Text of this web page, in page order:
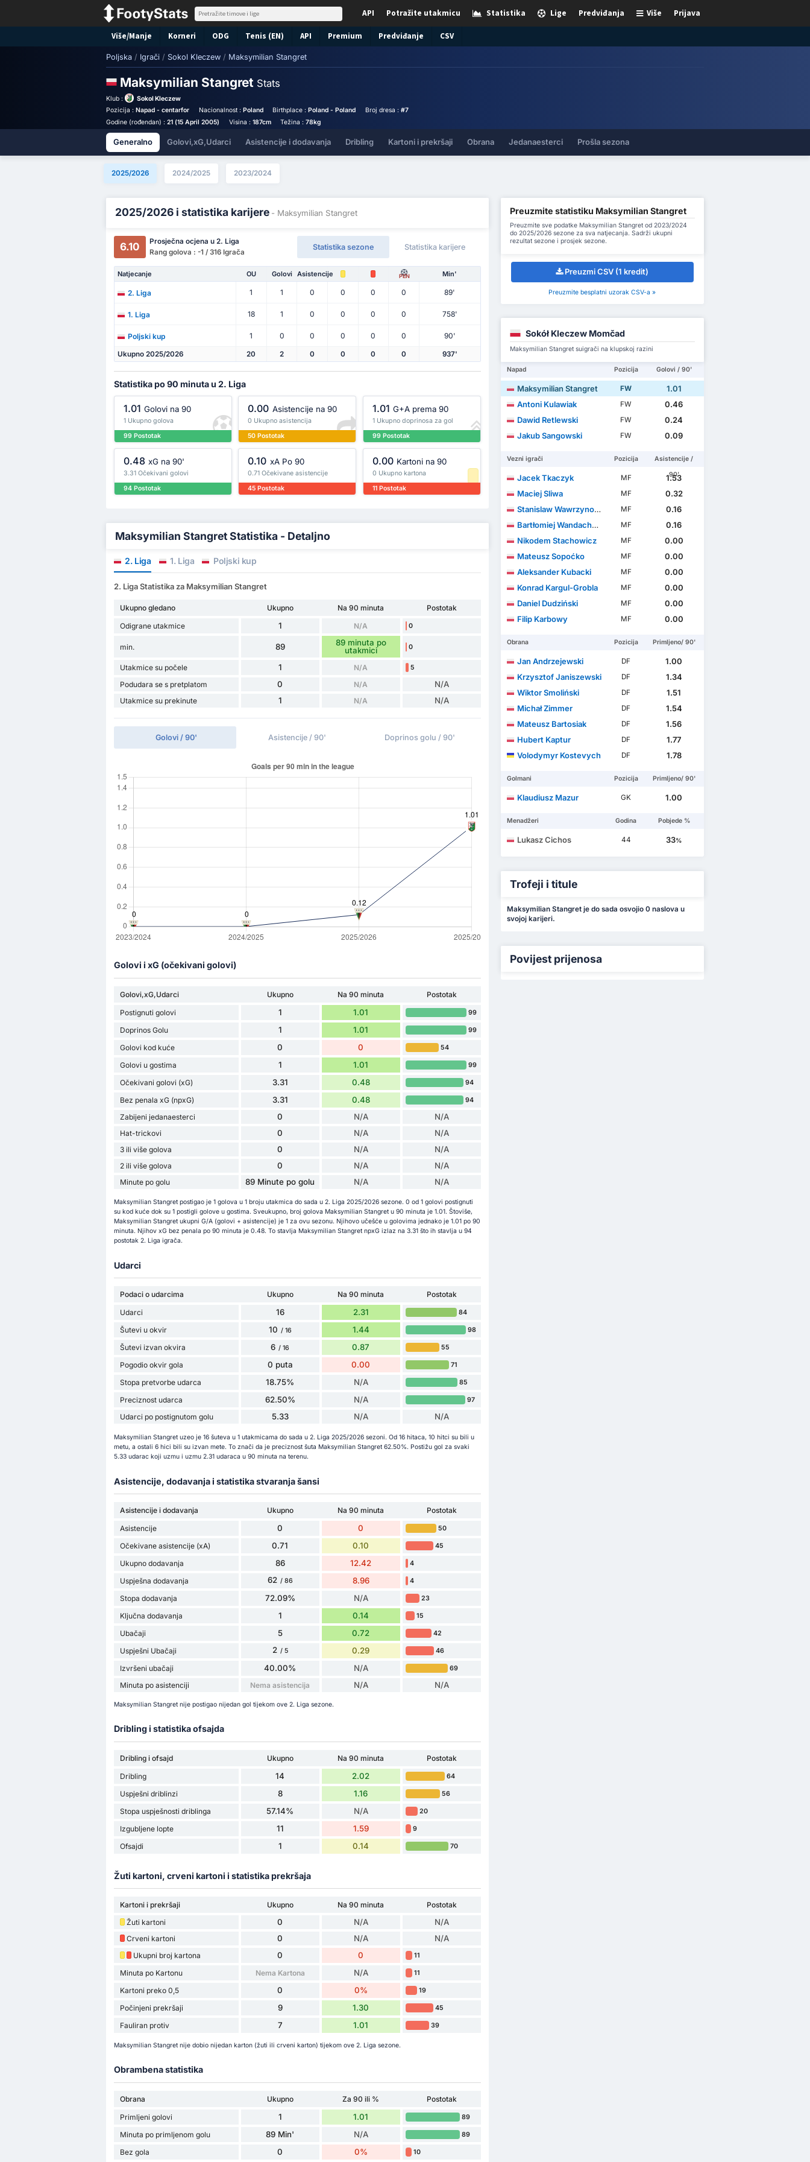
Prijava
Više
Predviđanja
Lige
Statistika
Potražite utakmicu
API
Više/Manje Korneri ODG Tenis (EN) API Premium Predviđanje CSV
Poljska / Igrači / Sokol Kleczew / Maksymilian Stangret
Maksymilian Stangret Stats
Klub :
Sokol Kleczew
Pozicija : Napad - centarfor Nacionalnost : Poland Birthplace :Poland - Poland Broj dresa : #7
Godine (rođendan) : 21 (15 April 2005) Visina : 187cm Težina :78kg
Generalno Golovi,xG,Udarci Asistencije i dodavanja Dribling Kartoni i prekršaji Obrana Jedanaesterci Prošla sezona
2025/2026 2024/2025 2023/2024
2025/2026 i statistika karijere - Maksymilian Stangret
6.10
Prosječna ocjena u 2. Liga
Rang golova : -1 / 316 Igrača
Statistika sezone Statistika karijere
Natjecanje OU Golovi Asistencije PEN Min'
2. Liga 1 1 0 0 0 0 89'
1. Liga 18 1 0 0 0 0 758'
Poljski kup 1 0 0 0 0 0 90'
Ukupno 2025/2026 20 2 0 0 0 0 937'
Statistika po 90 minuta u 2. Liga
1.01 Golovi na 90
1 Ukupno golova
99 Postotak
0.00 Asistencije na 90
0 Ukupno asistencija
50 Postotak
1.01 G+A prema 90
1 Ukupno doprinosa za gol
99 Postotak
0.48 xG na 90'
3.31 Očekivani golovi
94 Postotak
0.10 xA Po 90
0.71 Očekivane asistencije
45 Postotak
0.00 Kartoni na 90
0 Ukupno kartona
11 Postotak
Maksymilian Stangret Statistika - Detaljno
2. Liga 1. Liga Poljski kup
2. Liga Statistika za Maksymilian Stangret
Ukupno gledano Ukupno Na 90 minuta
Postotak
Odigrane utakmice
1 N/A 0
min. 89
89 minuta po
utakmici
0
Utakmice su počele 1 N/A 5
Podudara se s pretplatom 0 N/A N/A
Utakmice su prekinute 1 N/A N/A
Golovi / 90' Asistencije / 90' Doprinos golu / 90'
Golovi i xG (očekivani golovi)
Golovi,xG,Udarci Ukupno Na 90 minuta
Postotak
Postignuti golovi
1 1.01 99
Doprinos Golu 1 1.01 99
Golovi kod kuće 0 0 54
Golovi u gostima 1 1.01 99
Očekivani golovi (xG) 3.31 0.48 94
Bez penala xG (npxG) 3.31 0.48 94
Zabijeni jedanaesterci 0 N/A N/A
Hat-trickovi 0 N/A N/A
3 ili više golova 0 N/A N/A
2 ili više golova 0 N/A N/A
Minute po golu 89 Minute po golu N/A N/A
Maksymilian Stangret postigao je 1 golova u 1 broju utakmica do sada u 2. Liga 2025/2026 sezone. 0 od 1 golovi postignuti
su kod kuće dok su 1 postigli golove u gostima. Sveukupno, broj golova Maksymilian Stangret u 90 minuta je 1.01. Štoviše,
Maksymilian Stangret ukupni G/A (golovi + asistencije) je 1 za ovu sezonu. Njihovo učešće u golovima jednako je 1.01 po 90
minuta. Njihov xG bez penala po 90 minuta je 0.48. To stavlja Maksymilian Stangret npxG izlaz na 3.31 što ih stavlja u 94
postotak 2. Liga igrača.
Udarci
Podaci o udarcima Ukupno Na 90 minuta
Postotak
Udarci
16 2.31 84
Šutevi u okvir 10 / 16 1.44 98
Šutevi izvan okvira 6 / 16 0.87 55
Pogodio okvir gola 0 puta 0.00 71
Stopa pretvorbe udarca 18.75% N/A 85
Preciznost udarca 62.50% N/A 97
Udarci po postignutom golu 5.33 N/A N/A
Maksymilian Stangret uzeo je 16 šuteva u 1 utakmicama do sada u 2. Liga 2025/2026 sezoni. Od 16 hitaca, 10 hitci su bili u
metu, a ostali 6 hici bili su izvan mete. To znači da je preciznost šuta Maksymilian Stangret 62.50%. Postižu gol za svaki
5.33 udarac koji uzmu i uzmu 2.31 udaraca u 90 minuta na terenu.
Asistencije, dodavanja i statistika stvaranja šansi
Asistencije i dodavanja Ukupno Na 90 minuta
Postotak
Asistencije
0 0 50
Očekivane asistencije (xA) 0.71 0.10 45
Ukupno dodavanja 86 12.42 4
Uspješna dodavanja 62 / 86 8.96 4
Stopa dodavanja 72.09% N/A 23
Ključna dodavanja 1 0.14 15
Ubačaji 5 0.72 42
Uspješni Ubačaji 2 / 5 0.29 46
Izvršeni ubačaji 40.00% N/A 69
Minuta po asistenciji Nema asistencija N/A N/A
Maksymilian Stangret nije postigao nijedan gol tijekom ove 2. Liga sezone.
Dribling i statistika ofsajda
Dribling i ofsajd Ukupno Na 90 minuta
Postotak
Dribling
14 2.02 64
Uspješni driblinzi 8 1.16 56
Stopa uspješnosti driblinga 57.14% N/A 20
Izgubljene lopte 11 1.59 9
Ofsajdi 1 0.14 70
Žuti kartoni, crveni kartoni i statistika prekršaja
Kartoni i prekršaji Ukupno Na 90 minuta
Postotak
Žuti kartoni
0 N/A N/A
Crveni kartoni 0 N/A N/A
Ukupni broj kartona 0 0 11
Minuta po Kartonu Nema Kartona N/A 11
Kartoni preko 0,5 0 0% 19
Počinjeni prekršaji 9 1.30 45
Fauliran protiv 7 1.01 39
Maksymilian Stangret nije dobio nijedan karton (žuti ili crveni karton) tijekom ove 2. Liga sezone.
Obrambena statistika
Obrana Ukupno Za 90 ili %
Postotak
Primljeni golovi
1 1.01 89
Minuta po primljenom golu 89 Min' N/A 89
Bez gola 0 0% 10
Preuzmite statistiku Maksymilian Stangret
Preuzmite sve podatke Maksymilian Stangret od 2023/2024
do 2025/2026 sezone za sva natjecanja. Sadrži ukupni
rezultat sezone i prosjek sezone.
Preuzmi CSV (1 kredit)
Preuzmite besplatni uzorak CSV-a »
Sokół Kleczew Momčad
Maksymilian Stangret suigrači na klupskoj razini
Napad Pozicija Golovi / 90'
Maksymilian Stangret FW
1.01
Antoni Kulawiak
FW
0.46
Dawid Retlewski
FW
0.24
Jakub Sangowski
FW 0.09
Vezni igrači Pozicija
Asistencije /
90'
Jacek Tkaczyk MF
1.53
Maciej Sliwa
MF
0.32
Stanislaw Wawrzynowicz
MF
0.16
Bartłomiej Wandachowicz
MF
0.16
Nikodem Stachowicz
MF
0.00
Mateusz Sopoćko
MF
0.00
Aleksander Kubacki
MF
0.00
Konrad Kargul-Grobla
MF
0.00
Daniel Dudziński
MF
0.00
Filip Karbowy
MF 0.00
Obrana Pozicija Primljeno/ 90'
Jan Andrzejewski DF
1.00
Krzysztof Janiszewski
DF
1.34
Wiktor Smoliński
DF
1.51
Michał Zimmer
DF
1.54
Mateusz Bartosiak
DF
1.56
Hubert Kaptur
DF
1.77
Volodymyr Kostevych
DF 1.78
Golmani Pozicija Primljeno/ 90'
Klaudiusz Mazur GK 1.00
Menadžeri Godina Pobjede %
Lukasz Cichos 44 33%
Trofeji i titule
Maksymilian Stangret je do sada osvojio 0 naslova u
svojoj karijeri.
Povijest prijenosa